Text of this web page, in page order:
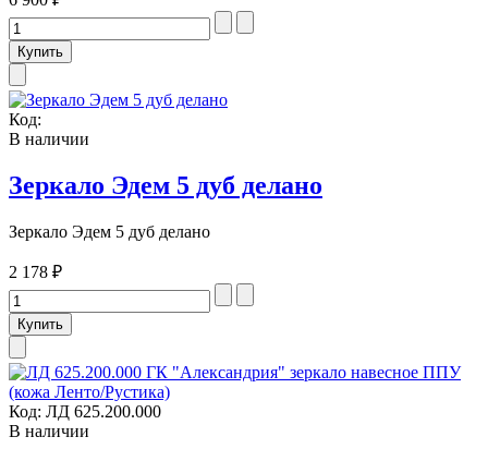
Код:
В наличии
Зеркало Эдем 5 дуб делано
Зеркало Эдем 5 дуб делано
2 178 ₽
Код: ЛД 625.200.000
В наличии